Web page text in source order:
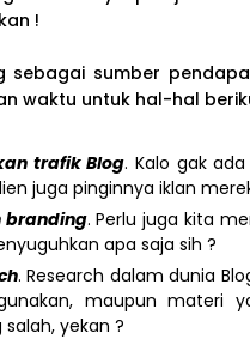
!
sebagai sumber
waktu untuk hal-hal
trafik Blog. Kalo gak
juga pinginnya iklan
branding. Perlu juga kita
apa saja sih ?
. Research dalam dunia
maupun materi
yekan ?